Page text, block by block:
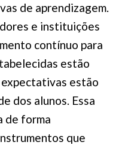
de aprendizagem.
e instituições
contínuo para
estão
estão
dos alunos. Essa
de forma
que